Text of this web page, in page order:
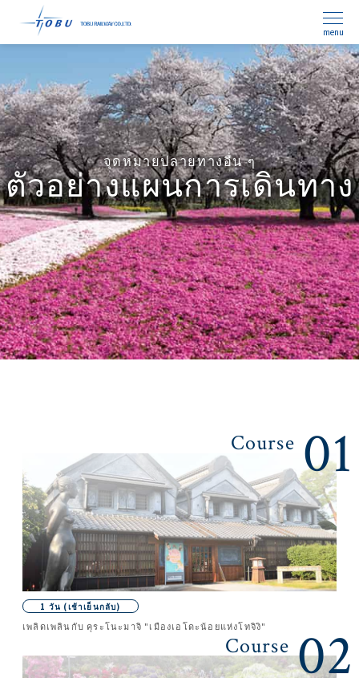
menu
จุดหมายปลายทางอื่น ๆ
ตัวอย่างแผนการเดินทาง
Course 01
1 วัน (เช้าเย็นกลับ)
เพลิดเพลินกับ คุระโนะมาจิ "เมืองเอโดะน้อยแห่งโทจิงิ"
Course 02